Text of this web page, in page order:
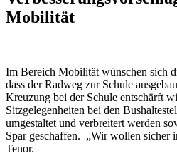
Mobilität
Im Bereich Mobilität wünschen sich
dass der Radweg zur Schule
Kreuzung bei der Schule entschärft
Sitzgelegenheiten bei den
umgestaltet und verbreitert werden
Spar geschaffen. „Wir wollen sicher
Tenor.